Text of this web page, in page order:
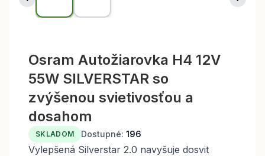
Osram Autožiarovka H4 12V
55W SILVERSTAR so
zvýšenou svietivosťou a
dosahom
SKLADOM Dostupné: 196
Vylepšená Silverstar 2.0 navyšuje dosvit